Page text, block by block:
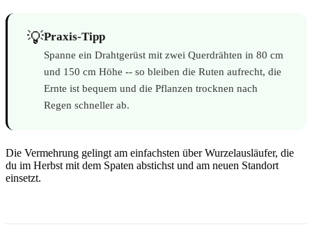
💡Praxis-Tipp
Spanne ein Drahtgerüst mit zwei Querdrähten in 80 cm
und 150 cm Höhe -- so bleiben die Ruten aufrecht, die
Ernte ist bequem und die Pflanzen trocknen nach
Regen schneller ab.
Die Vermehrung gelingt am einfachsten über Wurzelausläufer, die
du im Herbst mit dem Spaten abstichst und am neuen Standort
einsetzt.